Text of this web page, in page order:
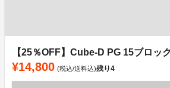
【25％OFF】Cube-D PG 15ブロッ
¥14,800 (税込/送料込)残り4